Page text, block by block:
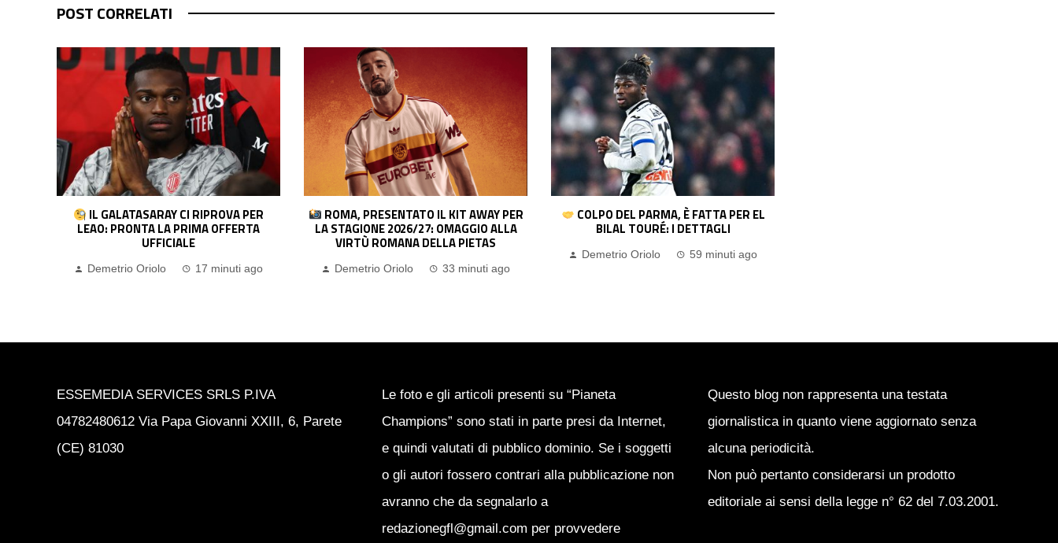
POST CORRELATI
ROMA, PRESENTATO IL KIT AWAY PER
LA STAGIONE 2026/27: OMAGGIO ALLA
VIRTÙ ROMANA DELLA PIETAS
Demetrio Oriolo 33 minuti ago
COLPO DEL PARMA, È FATTA PER EL
BILAL TOURÉ: I DETTAGLI
IL BARÇA SOGNA IN GRANDE, PRESTO
UN TENTATIVO PER RODRI: IL
ESSEMEDIA SERVICES SRLS P.IVA
04782480612 Via Papa Giovanni XXIII, 6, Parete
(CE) 81030
Le foto e gli articoli presenti su “Pianeta
Champions” sono stati in parte presi da Internet,
e quindi valutati di pubblico dominio. Se i soggetti
o gli autori fossero contrari alla pubblicazione non
avranno che da segnalarlo a
redazionegfl@gmail.com per provvedere
Questo blog non rappresenta una testata
giornalistica in quanto viene aggiornato senza
alcuna periodicità.
Non può pertanto considerarsi un prodotto
editoriale ai sensi della legge n° 62 del 7.03.2001.